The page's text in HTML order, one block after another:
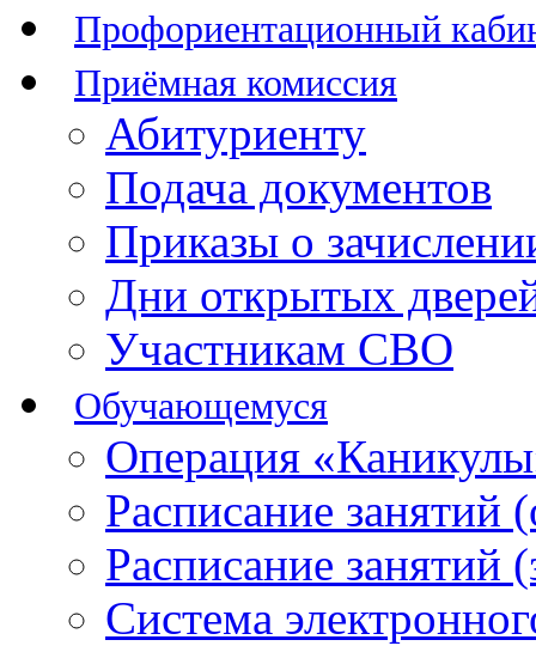
Профориентационный
Приёмная комиссия
Абитуриенту
Подача документов
Приказы о
Дни открытых
Участникам СВО
Обучающемуся
Операция
Расписание занятий
Расписание занятий
Система